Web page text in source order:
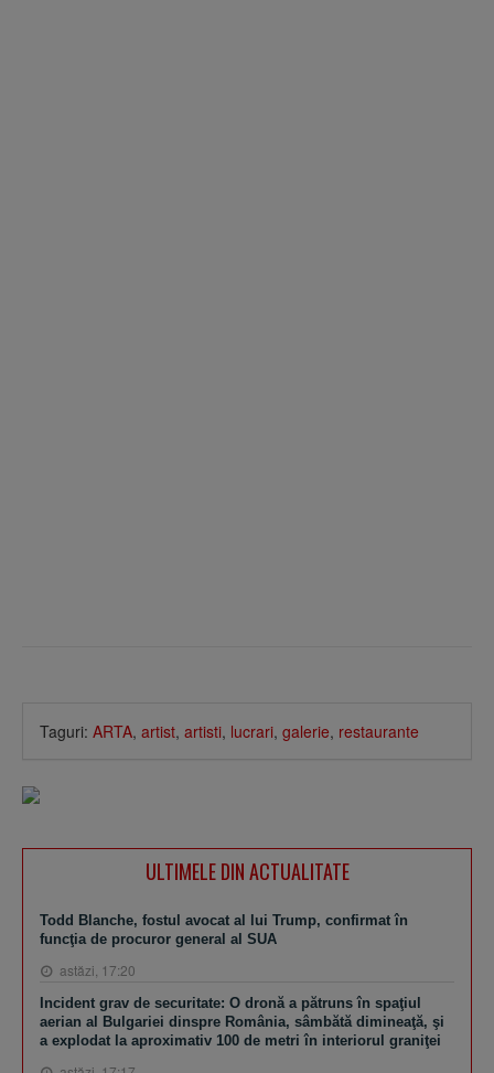
Taguri: ARTA, artist, artisti, lucrari, galerie, restaurante
ULTIMELE DIN ACTUALITATE
Todd Blanche, fostul avocat al lui Trump, confirmat în
funcţia de procuror general al SUA
astăzi, 17:20
Incident grav de securitate: O dronă a pătruns în spaţiul
aerian al Bulgariei dinspre România, sâmbătă dimineaţă, şi
a explodat la aproximativ 100 de metri în interiorul graniţei